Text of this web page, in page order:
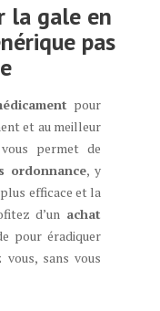
la gale en
pas
pour
et au meilleur
vous permet de
ordonnance, y
efficace et la
d’un achat
pour éradiquer
sans vous